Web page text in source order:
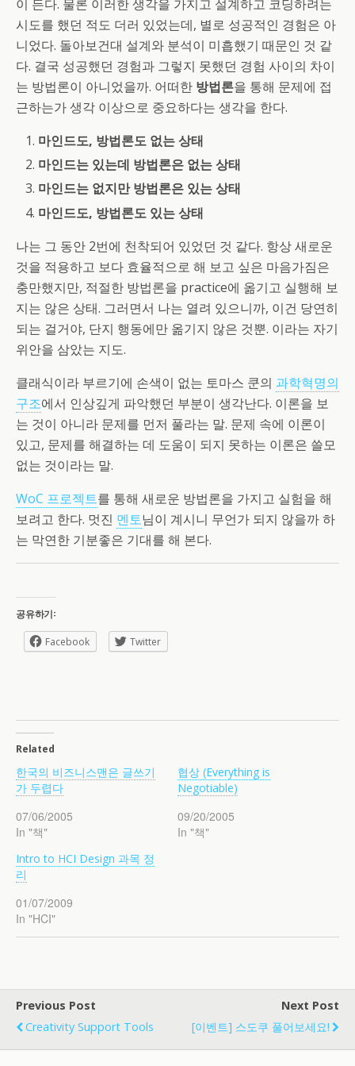
이 든다. 물론 이러한 생각을 가지고 설계하고 코딩하려는
시도를 했던 적도 더러 있었는데, 별로 성공적인 경험은 아
니었다. 돌아보건대 설계와 분석이 미흡했기 때문인 것 같
다. 결국 성공했던 경험과 그렇지 못했던 경험 사이의 차이
는 방법론이 아니었을까. 어떠한 방법론을 통해 문제에 접
근하는가 생각 이상으로 중요하다는 생각을 한다.
마인드도, 방법론도 없는 상태
마인드는 있는데 방법론은 없는 상태
마인드는 없지만 방법론은 있는 상태
마인드도, 방법론도 있는 상태
나는 그 동안 2번에 천착되어 있었던 것 같다. 항상 새로운
것을 적용하고 보다 효율적으로 해 보고 싶은 마음가짐은
충만했지만, 적절한 방법론을 practice에 옮기고 실행해 보
지는 않은 상태. 그러면서 나는 열려 있으니까, 이건 당연히
되는 걸거야, 단지 행동에만 옮기지 않은 것뿐. 이라는 자기
위안을 삼았는 지도.
클래식이라 부르기에 손색이 없는 토마스 쿤의 과학혁명의
구조에서 인상깊게 파악했던 부분이 생각난다. 이론을 보
는 것이 아니라 문제를 먼저 풀라는 말. 문제 속에 이론이
있고, 문제를 해결하는 데 도움이 되지 못하는 이론은 쓸모
없는 것이라는 말.
WoC 프로젝트를 통해 새로운 방법론을 가지고 실험을 해
보려고 한다. 멋진 멘토님이 계시니 무언가 되지 않을까 하
는 막연한 기분좋은 기대를 해 본다.
공유하기:
Facebook Twitter
Related
한국의 비즈니스맨은 글쓰기
가 두렵다
07/06/2005
In "책"
협상 (Everything is
Negotiable)
09/20/2005
In "책"
Intro to HCI Design 과목 정
리
01/07/2009
In "HCI"
Previous Post
Creativity Support Tools
Next Post
[이벤트] 스도쿠 풀어보세요!